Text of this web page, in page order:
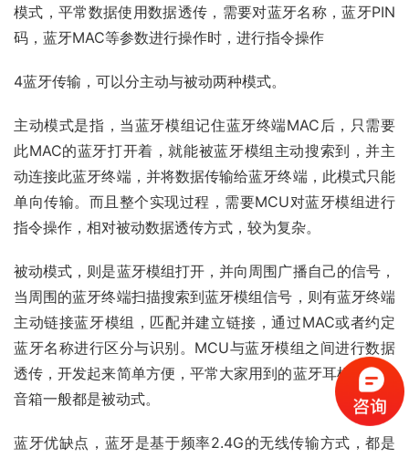
模式，平常数据使用数据透传，需要对蓝牙名称，蓝牙PIN
码，蓝牙MAC等参数进行操作时，进行指令操作
4蓝牙传输，可以分主动与被动两种模式。
主动模式是指，当蓝牙模组记住蓝牙终端MAC后，只需要
此MAC的蓝牙打开着，就能被蓝牙模组主动搜索到，并主
动连接此蓝牙终端，并将数据传输给蓝牙终端，此模式只能
单向传输。而且整个实现过程，需要MCU对蓝牙模组进行
指令操作，相对被动数据透传方式，较为复杂。
被动模式，则是蓝牙模组打开，并向周围广播自己的信号，
当周围的蓝牙终端扫描搜索到蓝牙模组信号，则有蓝牙终端
主动链接蓝牙模组，匹配并建立链接，通过MAC或者约定
蓝牙名称进行区分与识别。MCU与蓝牙模组之间进行数据
透传，开发起来简单方便，平常大家用到的蓝牙耳机与蓝牙
音箱一般都是被动式。
蓝牙优缺点，蓝牙是基于频率2.4G的无线传输方式，都是